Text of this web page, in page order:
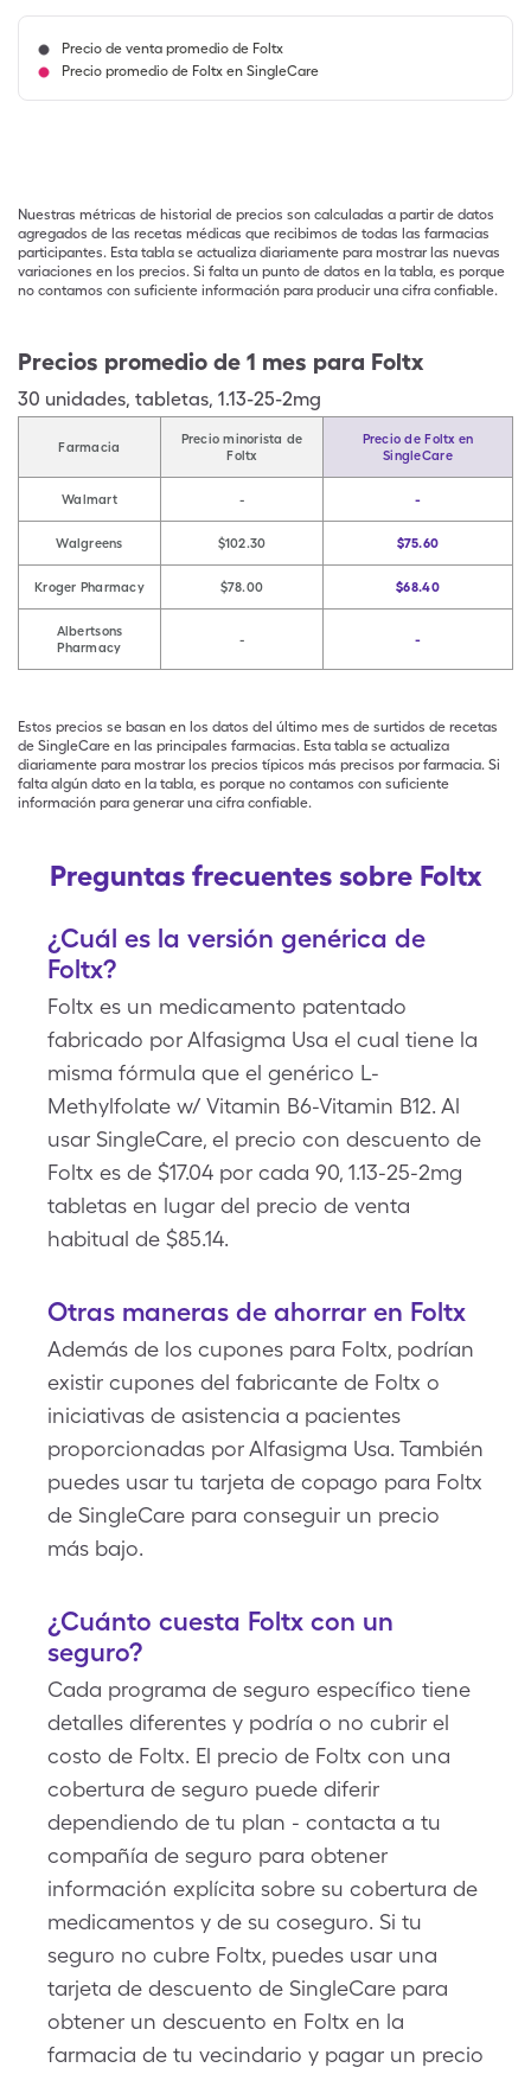
Precio de venta promedio de Foltx
Precio promedio de Foltx en SingleCare
Nuestras métricas de historial de precios son calculadas a partir de datos
agregados de las recetas médicas que recibimos de todas las farmacias
participantes. Esta tabla se actualiza diariamente para mostrar las nuevas
variaciones en los precios. Si falta un punto de datos en la tabla, es porque
no contamos con suficiente información para producir una cifra confiable.
Precios promedio de 1 mes para Foltx
30 unidades, tabletas, 1.13-25-2mg
Farmacia
Precio minorista de
Foltx
Precio de Foltx en
SingleCare
Walmart - -
Walgreens $102.30 $75.60
Kroger Pharmacy $78.00 $68.40
Albertsons
Pharmacy
- -
Estos precios se basan en los datos del último mes de surtidos de recetas
de SingleCare en las principales farmacias. Esta tabla se actualiza
diariamente para mostrar los precios típicos más precisos por farmacia. Si
falta algún dato en la tabla, es porque no contamos con suficiente
información para generar una cifra confiable.
Preguntas frecuentes sobre Foltx
¿Cuál es la versión genérica de
Foltx?
Foltx es un medicamento patentado
fabricado por Alfasigma Usa el cual tiene la
misma fórmula que el genérico L-
Methylfolate w/ Vitamin B6-Vitamin B12. Al
usar SingleCare, el precio con descuento de
Foltx es de $17.04 por cada 90, 1.13-25-2mg
tabletas en lugar del precio de venta
habitual de $85.14.
Otras maneras de ahorrar en Foltx
Además de los cupones para Foltx, podrían
existir cupones del fabricante de Foltx o
iniciativas de asistencia a pacientes
proporcionadas por Alfasigma Usa. También
puedes usar tu tarjeta de copago para Foltx
de SingleCare para conseguir un precio
más bajo.
¿Cuánto cuesta Foltx con un
seguro?
Cada programa de seguro específico tiene
detalles diferentes y podría o no cubrir el
costo de Foltx. El precio de Foltx con una
cobertura de seguro puede diferir
dependiendo de tu plan - contacta a tu
compañía de seguro para obtener
información explícita sobre su cobertura de
medicamentos y de su coseguro. Si tu
seguro no cubre Foltx, puedes usar una
tarjeta de descuento de SingleCare para
obtener un descuento en Foltx en la
farmacia de tu vecindario y pagar un precio